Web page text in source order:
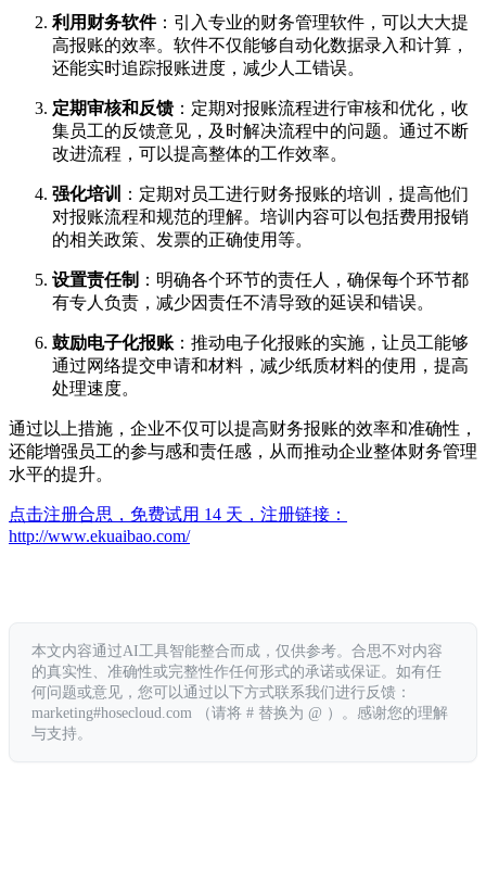
利用财务软件：引入专业的财务管理软件，可以大大提
高报账的效率。软件不仅能够自动化数据录入和计算，
还能实时追踪报账进度，减少人工错误。
定期审核和反馈 ：定期对报账流程进行审核和优化，收
集员工的反馈意见，及时解决流程中的问题。通过不断
改进流程，可以提高整体的工作效率。
强化培训
：定期对员工进行财务报账的培训，提高他们
对报账流程和规范的理解。培训内容可以包括费用报销
的相关政策、发票的正确使用等。
设置责任制 ：明确各个环节的责任人，确保每个环节都
有专人负责，减少因责任不清导致的延误和错误。
鼓励电子化报账 ：推动电子化报账的实施，让员工能够
通过网络提交申请和材料，减少纸质材料的使用，提高
处理速度。
通过以上措施，企业不仅可以提高财务报账的效率和准确性，
还能增强员工的参与感和责任感，从而推动企业整体财务管理
水平的提升。
点击注册合思，免费试用 14 天，注册链接：
http://www.ekuaibao.com/
本文内容通过AI工具智能整合而成，仅供参考。合思不对内容
的真实性、准确性或完整性作任何形式的承诺或保证。如有任
何问题或意见，您可以通过以下方式联系我们进行反馈：
marketing#hosecloud.com （请将 # 替换为 @ ）。感谢您的理解
与支持。